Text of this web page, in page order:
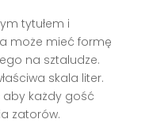
tytułem i
może mieć formę
na sztaludze.
skala liter.
aby każdy gość
zatorów.